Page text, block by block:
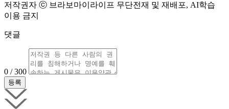
저작권자 ⓒ 브라보마이라이프 무단전재 및 재배포, AI학습
이용 금지
댓글
0 / 300